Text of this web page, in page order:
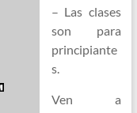
– Las clases
son para
principiante
s.
Ven a